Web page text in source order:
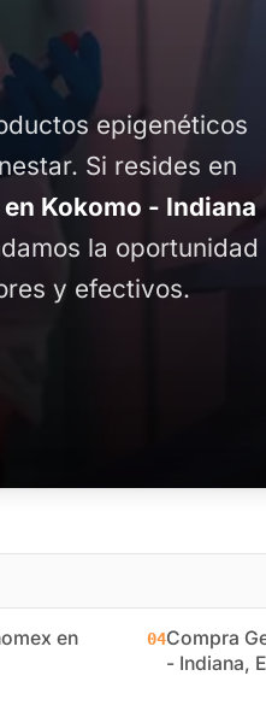
epigenéticos
Si resides en
Kokomo - Indiana
la oportunidad
y efectivos.
en
04Compra
- Indiana,